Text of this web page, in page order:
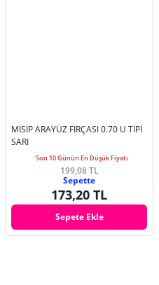
MİSİP ARAYÜZ FIRÇASI 0.70 U TİPİ
SARI
Son 10 Günün En Düşük Fiyatı
199,08 TL
Sepette
173,20 TL
Sepete Ekle